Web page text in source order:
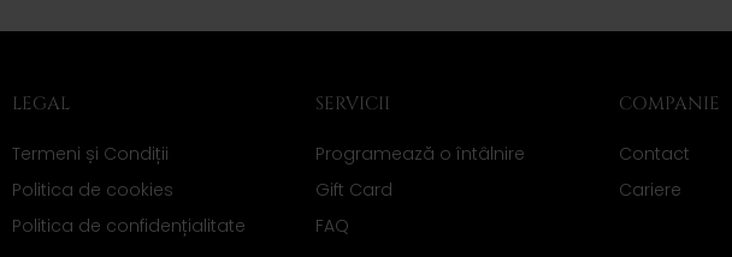
LEGAL
Termeni și Condiții
Politica de cookies
Politica de confidențialitate
SERVICII
Programează o întâlnire
Gift Card
FAQ
COMPANIE
Contact
Cariere